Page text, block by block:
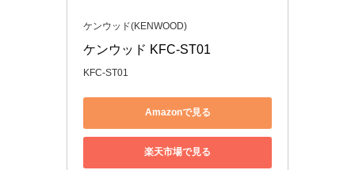
ケンウッド(KENWOOD)
ケンウッド KFC-ST01
KFC-ST01
Amazonで見る
楽天市場で見る